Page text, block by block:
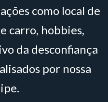
como local de
carro, hobbies,
da desconfiança
por nossa